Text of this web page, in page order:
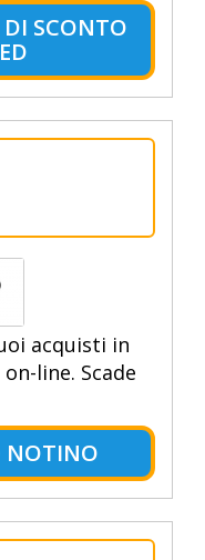
SCONTO
acquisti in
line. Scade
NOTINO